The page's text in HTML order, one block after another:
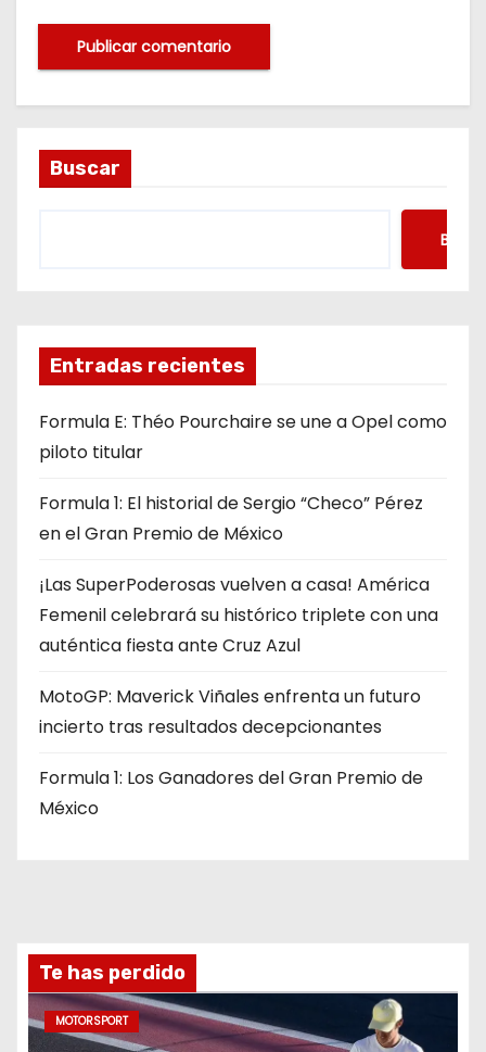
Buscar
Entradas recientes
Formula E: Théo Pourchaire se une a Opel como
piloto titular
Formula 1: El historial de Sergio “Checo” Pérez
en el Gran Premio de México
¡Las SuperPoderosas vuelven a casa! América
Femenil celebrará su histórico triplete con una
auténtica fiesta ante Cruz Azul
MotoGP: Maverick Viñales enfrenta un futuro
incierto tras resultados decepcionantes
Formula 1: Los Ganadores del Gran Premio de
México
Te has perdido
MOTORSPORT